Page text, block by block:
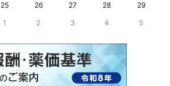
25 26 27 28
29
1 2 3 4 5